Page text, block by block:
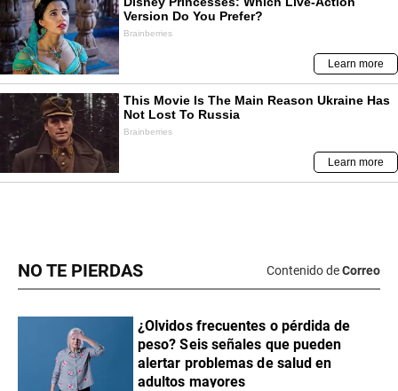
NO TE PIERDAS Contenido deCorreo
¿Olvidos frecuentes o pérdida de
peso? Seis señales que pueden
alertar problemas de salud en
adultos mayores